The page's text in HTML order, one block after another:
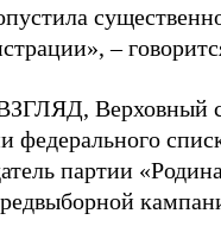
–
Верховный
федерального
партии